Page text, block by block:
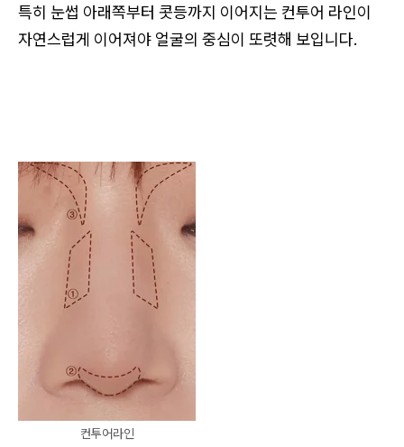
특히 눈썹 아래쪽부터 콧등까지 이어지는 컨투어 라인이
자연스럽게 이어져야 얼굴의 중심이 또렷해 보입니다.
컨투어라인